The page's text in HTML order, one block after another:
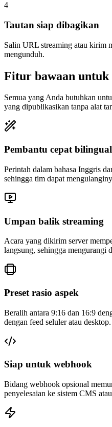
4
Tautan siap dibagikan
Salin URL streaming atau kirim
mengunduh.
Fitur bawaan untuk
Semua yang Anda butuhkan
yang dipublikasikan tanpa alat
Pembantu cepat bilingual
Perintah dalam bahasa Inggris
sehingga tim dapat
Umpan balik streaming
Acara yang dikirim server
langsung, sehingga mengurangi
Preset rasio aspek
Beralih antara 9:16 dan 16:9
dengan feed seluler atau desktop.
Siap untuk webhook
Bidang webhook opsional
penyelesaian ke sistem CMS